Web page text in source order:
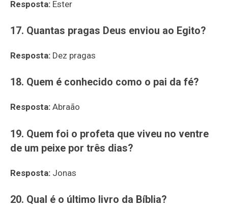
Resposta: Ester
17. Quantas pragas Deus enviou ao Egito?
Resposta: Dez pragas
18. Quem é conhecido como o pai da fé?
Resposta: Abraão
19. Quem foi o profeta que viveu no ventre
de um peixe por três dias?
Resposta: Jonas
20. Qual é o último livro da Bíblia?